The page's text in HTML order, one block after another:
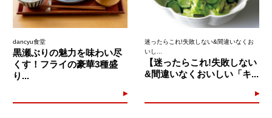
dancyu食堂
黒瀬ぶりの魅力を味わい尽
くす！フライの豪華3種盛
り...
迷ったらこれ!失敗しない&間違いなくお
いし...
【迷ったらこれ!失敗しない
&間違いなくおいしい「キ...